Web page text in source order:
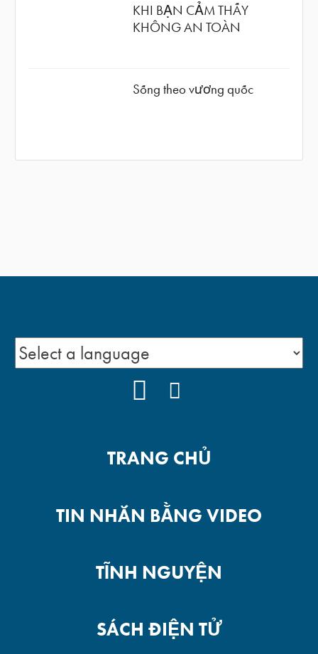
KHI BẠN CẢM THẤY
KHÔNG AN TOÀN
Sống theo vương quốc
YOUTUBE
TRANG CHỦ
TIN NHẮN BẰNG VIDEO
TĨNH NGUYỆN
SÁCH ĐIỆN TỬ